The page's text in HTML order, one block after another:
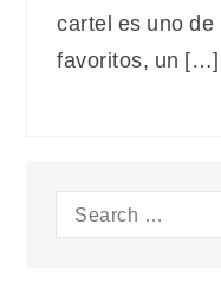
cartel es uno
favoritos, un […]
Search